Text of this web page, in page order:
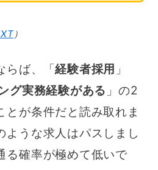
）
らば、「経験者採用 」
グ実務経験がある 」の2
とが条件だと読み取れま
ような求人はパスしまし
る確率が極めて低いで